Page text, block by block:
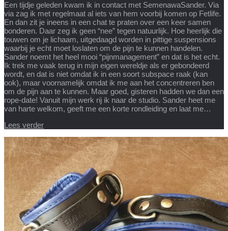
Een tijdje geleden kwam ik in contact met SemenawaSander. Via
via zag ik met regelmaat al iets van hem voorbij komen op Fetlife.
En dan zit je ineens in een chat te praten over een keer samen
bonderen. Daar zeg ik geen “nee” tegen natuurlijk. Hoe heerlijk die
touwen om je lichaam, uitgedaagd worden in pittige suspensions
waarbij je echt moet loslaten om de pijn te kunnen handelen.
Sander noemt het heel mooi “pijnmanagement” en dat is het echt.
Ik trek me vaak terug in mijn eigen wereldje als er gebondeerd
wordt, en dat is niet omdat ik in een soort subspace raak (kan
ook), maar voornamelijk omdat ik me aan het concentreren ben
om de pijn aan te kunnen. Maar goed, gisteren hadden we dan een
rope-date! Vanuit mijn werk rij ik naar de studio. Sander heet me
van harte welkom, geeft me een korte rondleiding en laat me…
Lees verder